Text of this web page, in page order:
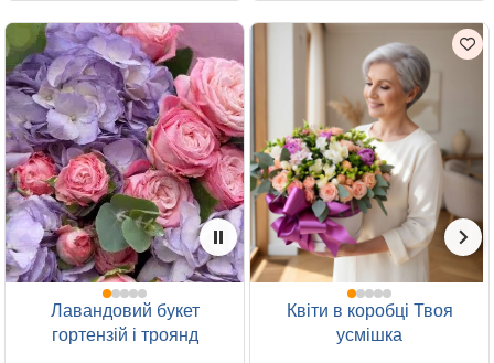
Лавандовий букет
гортензій і троянд
Квіти в коробці Твоя
усмішка